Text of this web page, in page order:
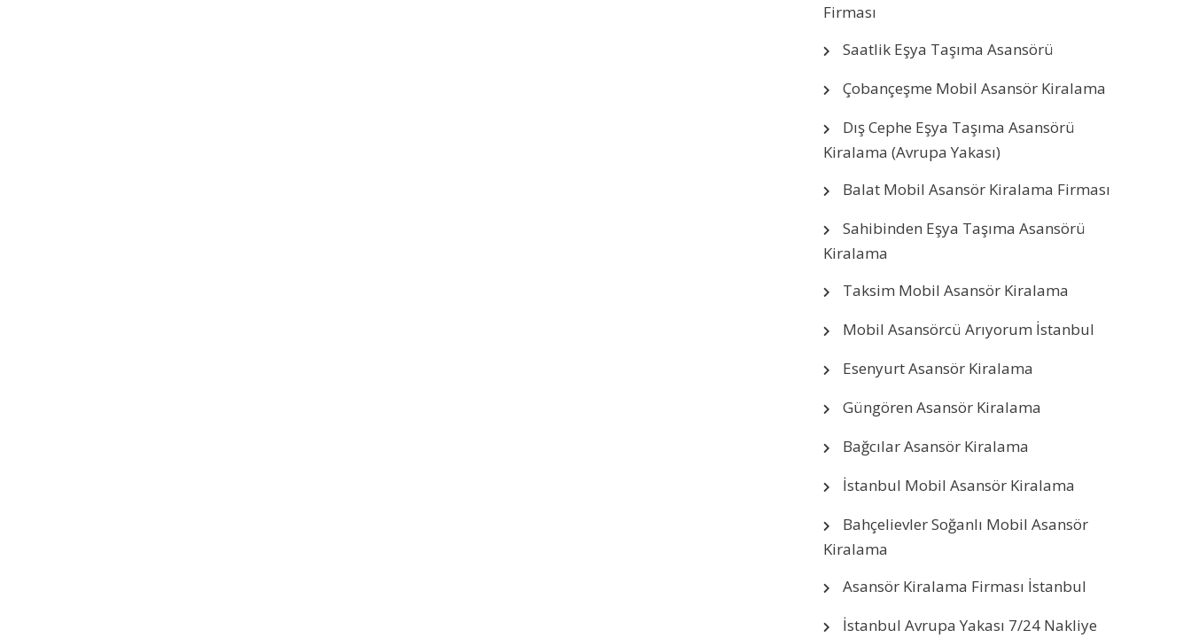
Firması
Saatlik Eşya Taşıma Asansörü
Çobançeşme Mobil Asansör Kiralama
Dış Cephe Eşya Taşıma Asansörü
Kiralama (Avrupa Yakası)
Balat Mobil Asansör Kiralama Firması
Sahibinden Eşya Taşıma Asansörü
Kiralama
Taksim Mobil Asansör Kiralama
Mobil Asansörcü Arıyorum İstanbul
Esenyurt Asansör Kiralama
Güngören Asansör Kiralama
Bağcılar Asansör Kiralama
İstanbul Mobil Asansör Kiralama
Bahçelievler Soğanlı Mobil Asansör
Kiralama
Asansör Kiralama Firması İstanbul
İstanbul Avrupa Yakası 7/24 Nakliye